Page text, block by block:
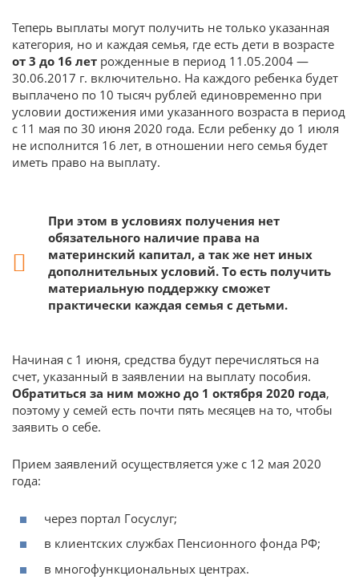
Теперь выплаты могут получить не только указанная
категория, но и каждая семья, где есть дети в возрасте
от 3 до 16 лет рожденные в период 11.05.2004 —
30.06.2017 г. включительно. На каждого ребенка будет
выплачено по 10 тысяч рублей единовременно при
условии достижения ими указанного возраста в период
с 11 мая по 30 июня 2020 года. Если ребенку до 1 июля
не исполнится 16 лет, в отношении него семья будет
иметь право на выплату.
При этом в условиях получения нет
обязательного наличие права на
материнский капитал, а так же нет иных
дополнительных условий. То есть получить
материальную поддержку сможет
практически каждая семья с детьми.
Начиная с 1 июня, средства будут перечисляться на
счет, указанный в заявлении на выплату пособия.
Обратиться за ним можно до 1 октября 2020 года,
поэтому у семей есть почти пять месяцев на то, чтобы
заявить о себе.
Прием заявлений осуществляется уже с 12 мая 2020
года:
через портал Госуслуг;
в клиентских службах Пенсионного фонда РФ;
в многофункциональных центрах.